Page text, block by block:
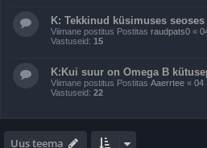
K: Tekkinud küsimuses
Viimane postitus Postitas raudpats0 «
Vastuseid: 15
K:Kui suur on Omega B
Viimane postitus Postitas Aaerrtee « 04
Vastuseid: 22
Uus teema